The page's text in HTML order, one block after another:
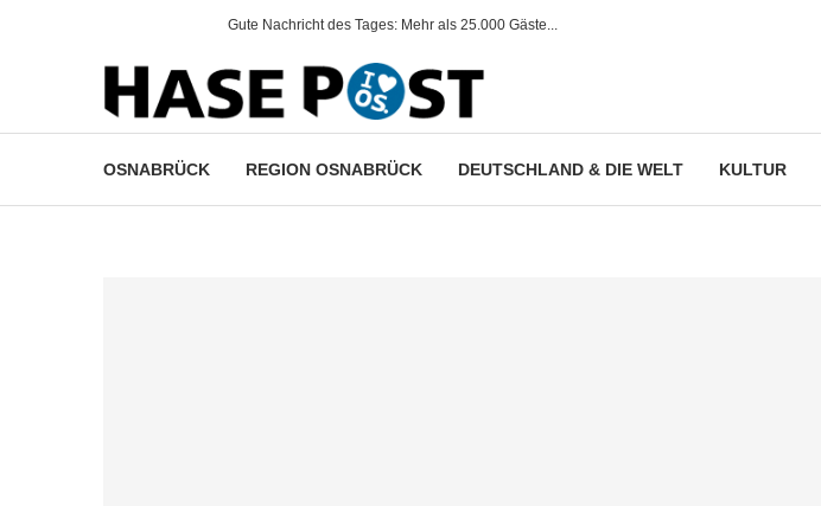
Gute Nachricht des Tages: Mehr als 25.000 Gäste...
OSNABRÜCK REGION OSNABRÜCK DEUTSCHLAND & DIE WELT KULTUR